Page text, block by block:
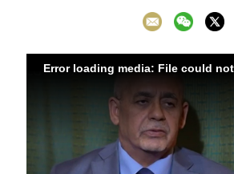
Error loading media: File could